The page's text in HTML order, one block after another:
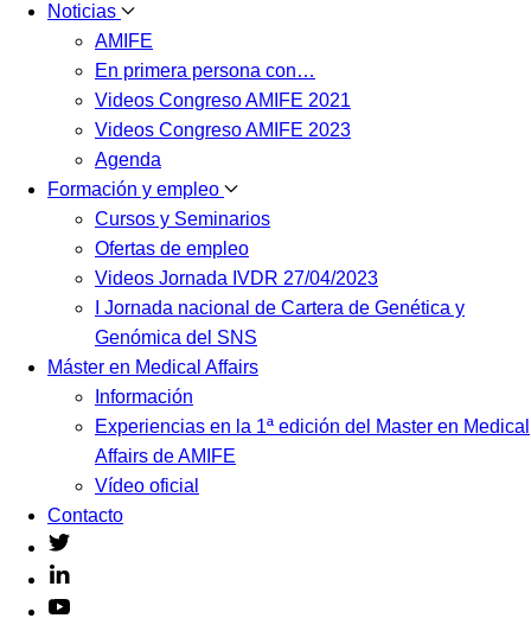
Noticias
AMIFE
En primera persona con…
Videos Congreso AMIFE 2021
Videos Congreso AMIFE 2023
Agenda
Formación y empleo
Cursos y Seminarios
Ofertas de empleo
Videos Jornada IVDR 27/04/2023
I Jornada nacional de Cartera de Genética y
Genómica del SNS
Máster en Medical Affairs
Información
Experiencias en la 1ª edición del Master en Medical
Affairs de AMIFE
Vídeo oficial
Contacto